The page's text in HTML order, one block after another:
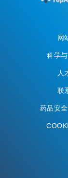
网
科学
人
联
药品安